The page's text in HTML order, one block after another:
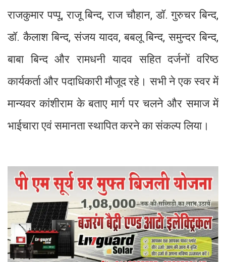
राजकुमार पप्पू, राजू बिन्द, राज चौहान, डॉ. गुरुचर बिन्द,
डॉ. कैलाश बिन्द, संजय यादव, बबलू बिन्द, समुन्दर बिन्द,
बाबा बिन्द और रामधनी यादव सहित दर्जनों वरिष्ठ
कार्यकर्ता और पदाधिकारी मौजूद रहे। सभी ने एक स्वर में
मान्यवर कांशीराम के बताए मार्ग पर चलने और समाज में
भाईचारा एवं समानता स्थापित करने का संकल्प लिया।